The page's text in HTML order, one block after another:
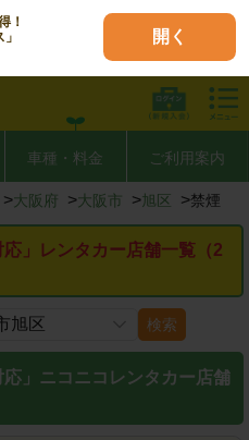
！
開く
車種・料金 ご利用案内
>大阪府 >大阪市 >旭区 >禁煙
」レンタカー店舗一覧（2
検索
」ニコニコレンタカー店舗